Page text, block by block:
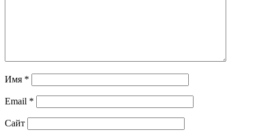
Имя *
Email *
Сайт